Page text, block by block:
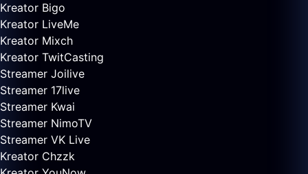
Kreator Bigo
Kreator LiveMe
Kreator Mixch
Kreator TwitCasting
Streamer Joilive
Streamer 17live
Streamer Kwai
Streamer NimoTV
Streamer VK Live
Kreator Chzzk